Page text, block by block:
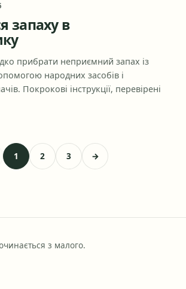
запаху в
прибрати неприємний запах із
народних засобів і
Покрокові інструкції, перевірені
1 2 3 →
з малого.